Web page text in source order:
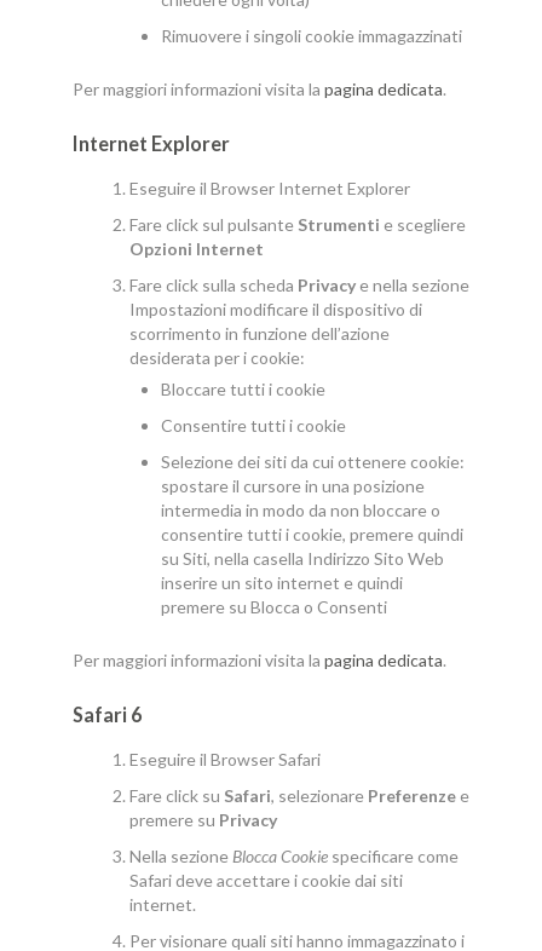
Rimuovere i singoli cookie immagazzinati
Per maggiori informazioni visita la pagina dedicata.
Internet Explorer
Eseguire il Browser Internet Explorer
Fare click sul pulsante Strumenti e scegliere
Opzioni Internet
Fare click sulla scheda Privacye nella sezione
Impostazioni modificare il dispositivo di
scorrimento in funzione dell’azione
desiderata per i cookie:
Bloccare tutti i cookie
Consentire tutti i cookie
Selezione dei siti da cui ottenere cookie:
spostare il cursore in una posizione
intermedia in modo da non bloccare o
consentire tutti i cookie, premere quindi
su Siti, nella casella Indirizzo Sito Web
inserire un sito internet e quindi
premere su Blocca o Consenti
Per maggiori informazioni visita la pagina dedicata.
Safari 6
Eseguire il Browser Safari
Fare click su Safari, selezionare Preferenzee
premere su Privacy
Nella sezioneBlocca Cookiespecificare come
Safari deve accettare i cookie dai siti
internet.
Per visionare quali siti hanno immagazzinato i